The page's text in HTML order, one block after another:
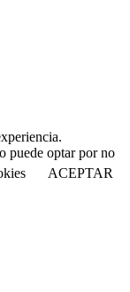
puede optar por no
ACEPTAR